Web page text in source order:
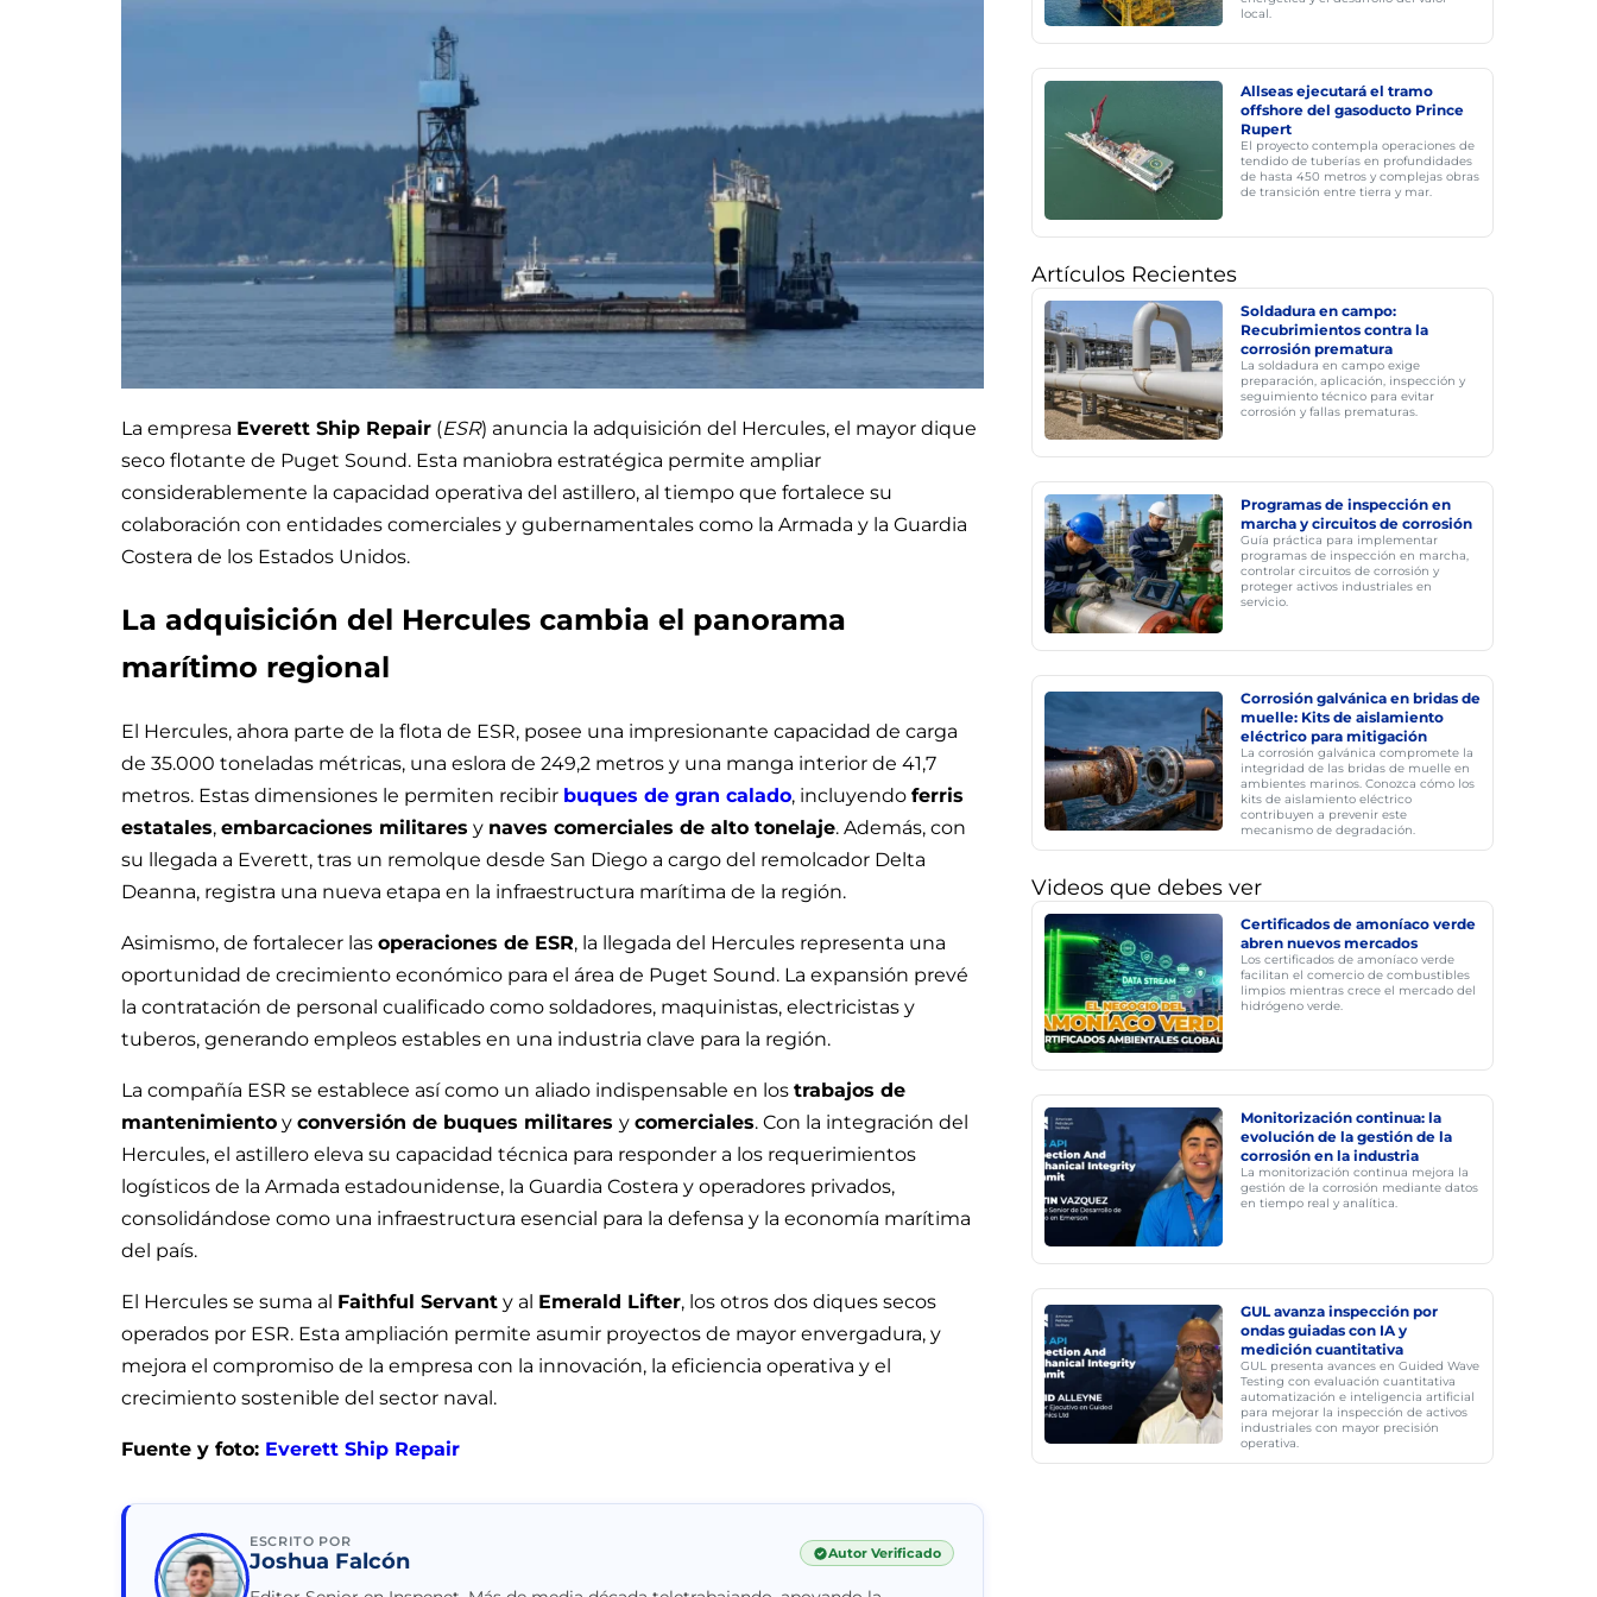
La empresa Everett Ship Repair (ESR) anuncia la adquisición del Hercules, el mayor dique
seco flotante de Puget Sound. Esta maniobra estratégica permite ampliar
considerablemente la capacidad operativa del astillero, al tiempo que fortalece su
colaboración con entidades comerciales y gubernamentales como la Armada y la Guardia
Costera de los Estados Unidos.
La adquisición del Hercules cambia el panorama
marítimo regional
El Hercules, ahora parte de la flota de ESR, posee una impresionante capacidad de carga
de 35.000 toneladas métricas, una eslora de 249,2 metros y una manga interior de 41,7
metros. Estas dimensiones le permiten recibir buques de gran calado, incluyendo ferris
estatales, embarcaciones militares y naves comerciales de alto tonelaje. Además, con
su llegada a Everett, tras un remolque desde San Diego a cargo del remolcador Delta
Deanna, registra una nueva etapa en la infraestructura marítima de la región.
Asimismo, de fortalecer las operaciones de ESR, la llegada del Hercules representa una
oportunidad de crecimiento económico para el área de Puget Sound. La expansión prevé
la contratación de personal cualificado como soldadores, maquinistas, electricistas y
tuberos, generando empleos estables en una industria clave para la región.
La compañía ESR se establece así como un aliado indispensable en los trabajos de
mantenimiento y conversión de buques militares y comerciales. Con la integración del
Hercules, el astillero eleva su capacidad técnica para responder a los requerimientos
logísticos de la Armada estadounidense, la Guardia Costera y operadores privados,
consolidándose como una infraestructura esencial para la defensa y la economía marítima
del país.
El Hercules se suma al Faithful Servant y al Emerald Lifter, los otros dos diques secos
operados por ESR. Esta ampliación permite asumir proyectos de mayor envergadura, y
mejora el compromiso de la empresa con la innovación, la eficiencia operativa y el
crecimiento sostenible del sector naval.
Fuente y foto: Everett Ship Repair
ESCRITO POR
Joshua Falcón Autor Verificado
local.
Allseas ejecutará el tramo
offshore del gasoducto Prince
Rupert
El proyecto contempla operaciones de
tendido de tuberías en profundidades
de hasta 450 metros y complejas obras
de transición entre tierra y mar.
Artículos Recientes
Soldadura en campo:
Recubrimientos contra la
corrosión prematura
La soldadura en campo exige
preparación, aplicación, inspección y
seguimiento técnico para evitar
corrosión y fallas prematuras.
Programas de inspección en
marcha y circuitos de corrosión
Guía práctica para implementar
programas de inspección en marcha,
controlar circuitos de corrosión y
proteger activos industriales en
servicio.
Corrosión galvánica en bridas de
muelle: Kits de aislamiento
eléctrico para mitigación
La corrosión galvánica compromete la
integridad de las bridas de muelle en
ambientes marinos. Conozca cómo los
kits de aislamiento eléctrico
contribuyen a prevenir este
mecanismo de degradación.
Videos que debes ver
Certificados de amoníaco verde
abren nuevos mercados
Los certificados de amoníaco verde
facilitan el comercio de combustibles
limpios mientras crece el mercado del
hidrógeno verde.
Monitorización continua: la
evolución de la gestión de la
corrosión en la industria
La monitorización continua mejora la
gestión de la corrosión mediante datos
en tiempo real y analítica.
GUL avanza inspección por
ondas guiadas con IA y
medición cuantitativa
GUL presenta avances en Guided Wave
Testing con evaluación cuantitativa
automatización e inteligencia artificial
para mejorar la inspección de activos
industriales con mayor precisión
operativa.